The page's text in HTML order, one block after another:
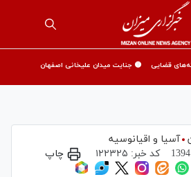
قضایی 🟡 جنایت میدان علیخانی اصفهان
آسیا و اقیانوسیه
کد خبر: ۱۲۲۳۲۵ چاپ